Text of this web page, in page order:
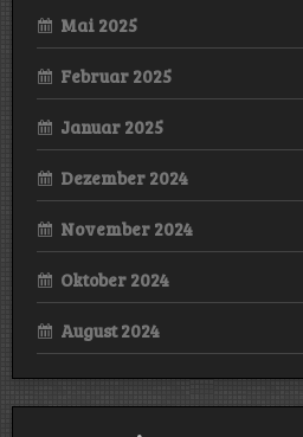
Mai 2025
Februar 2025
Januar 2025
Dezember 2024
November 2024
Oktober 2024
August 2024